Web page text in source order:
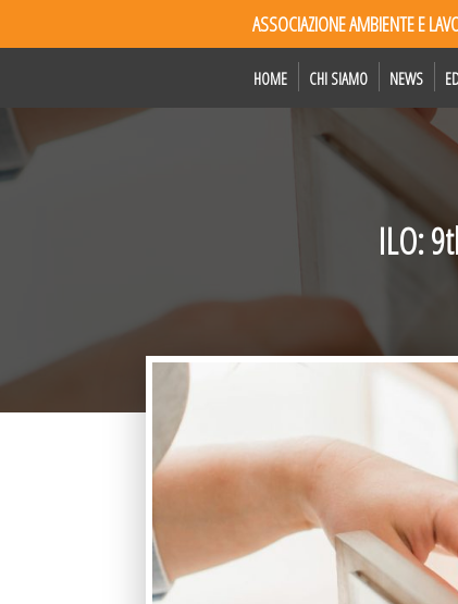
ASSOCIAZIONE AMBIENTE E
HOME CHI SIAMO NEWS
ILO: